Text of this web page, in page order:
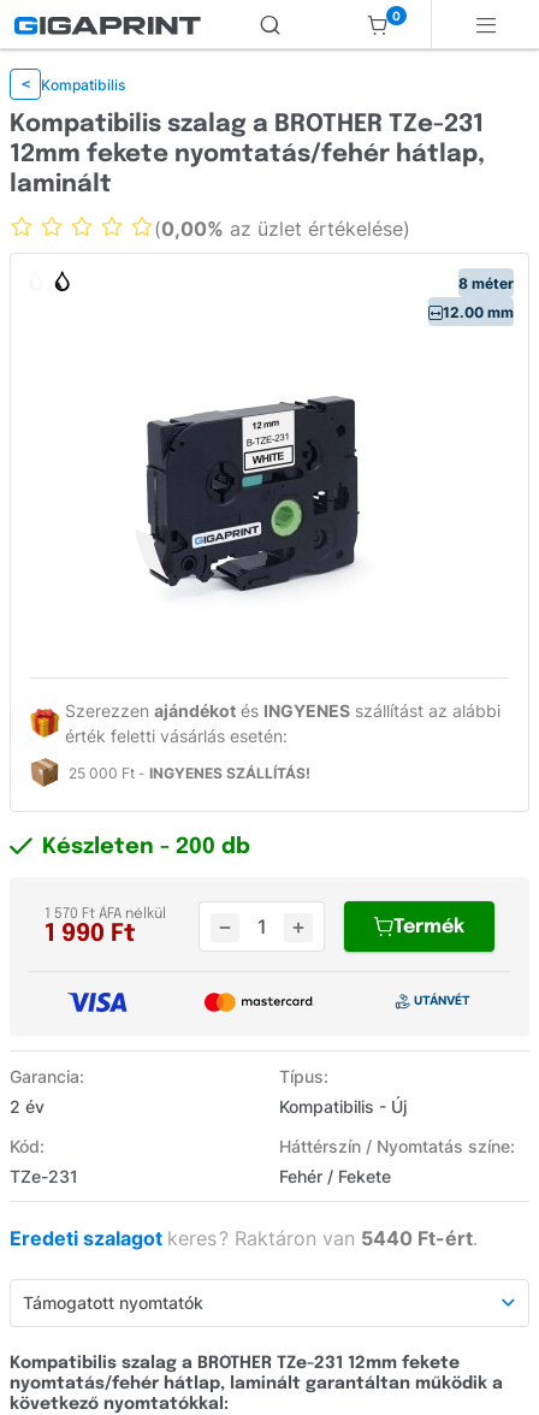
0
< Kompatibilis
8 méter
12.00 mm
Szerezzen ajándékot és INGYENES szállítást az alábbi
érték feletti vásárlás esetén:
25 000 Ft - INGYENES SZÁLLÍTÁS!
Kompatibilis szalag a BROTHER TZe-231
12mm fekete nyomtatás/fehér hátlap,
laminált
(0,00% az üzlet értékelése)
Garancia:
2 év
Típus:
Kompatibilis - Új
Kód:
TZe-231
Háttérszín / Nyomtatás színe:
Fehér / Fekete
Készleten - 200 db
1 990 Ft
1 570 Ft ÁFA nélkül
Termék
Eredeti szalagot keres? Raktáron van 5440 Ft-ért.
Támogatott nyomtatók
Részletes leírás
Kompatibilis szalag a BROTHER TZe-231 12mm fekete
nyomtatás/fehér hátlap, laminált garantáltan működik a
következő nyomtatókkal: